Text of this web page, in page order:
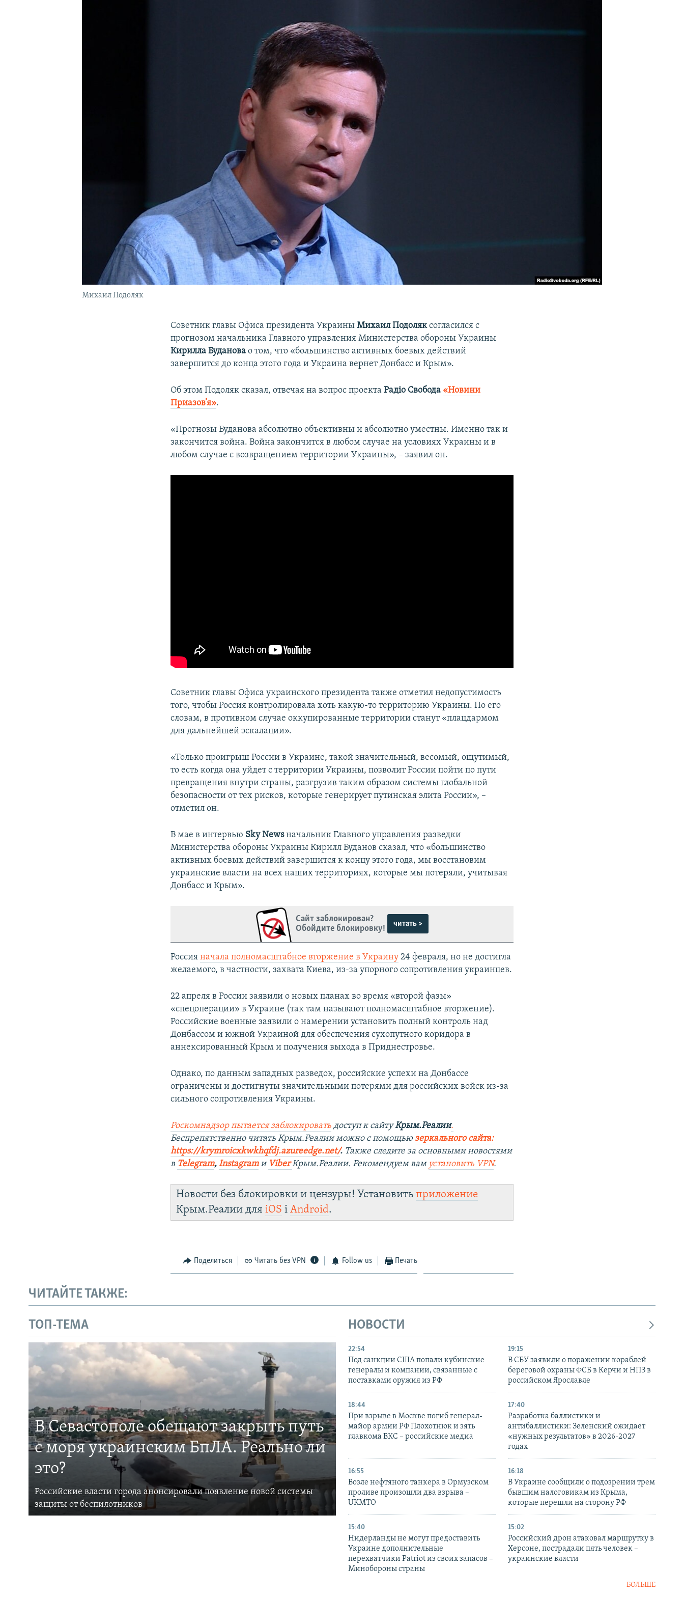
Михаил Подоляк
Советник главы Офиса президента УкраиныМихаил Подоляксогласился с
прогнозом начальника Главного управления Министерства обороны Украины
Кирилла Буданова о том, что «большинство активных боевых действий
завершится до конца этого года и Украина вернет Донбасс и Крым».
Об этом Подоляк сказал, отвечая на вопрос проектаРадіо Свобода «Новини
Приазов’я».
«Прогнозы Буданова абсолютно объективны и абсолютно уместны. Именно так и
закончится война. Война закончится в любом случае на условиях Украины и в
любом случае с возвращением территории Украины», – заявил он.
Советник главы Офиса украинского президента также отметил недопустимость
того, чтобы Россия контролировала хоть какую-то территорию Украины. По его
словам, в противном случае оккупированные территории станут «плацдармом
для дальнейшей эскалации».
«Только проигрыш России в Украине, такой значительный, весомый, ощутимый,
то есть когда она уйдет с территории Украины, позволит России пойти по пути
превращения внутри страны, разгрузив таким образом системы глобальной
безопасности от тех рисков, которые генерирует путинская элита России», –
отметил он.
В мае в интервью Sky Newsначальник Главного управления разведки
Министерства обороны Украины Кирилл Буданов сказал, что «большинство
активных боевых действий завершится к концу этого года, мы восстановим
украинские власти на всех наших территориях, которые мы потеряли, учитывая
Донбасс и Крым».
Сайт заблокирован?
Обойдите блокировку!
читать >
Россияначала полномасштабное вторжение в Украину 24 февраля, но не достигла
желаемого, в частности, захвата Киева, из-за упорного сопротивления украинцев.
22 апреля в России заявили о новых планах во время «второй фазы»
«спецоперации» в Украине (так там называют полномасштабное вторжение).
Российские военные заявили о намерении установить полный контроль над
Донбассом и южной Украиной для обеспечения сухопутного коридора в
аннексированный Крым и получения выхода в Приднестровье.
Однако, по данным западных разведок, российские успехи на Донбассе
ограничены и достигнуты значительными потерями для российских войск из-за
сильного сопротивления Украины.
Роскомнадзор пытается заблокировать доступ к сайтуКрым.Реалии.
Беспрепятственно читать Крым.Реалии можно с помощьюзеркального сайта:
https://krymroicxkwkhqfdj.azureedge.net/. Также следите за основными новостями
в Telegram,Instagramи ViberКрым.Реалии. Рекомендуем вам установить VPN.
Новости без блокировки и цензуры! Установитьприложение
Крым.Реалии дляiOS іAndroid.
Поделиться Читать без VPN Follow us Печать
ЧИТАЙТЕ ТАКЖЕ:
ТОП-ТЕМА
В Севастополе обещают закрыть путь
с моря украинским БпЛА. Реально ли
это?
Российские власти города анонсировали появление новой системы
защиты от беспилотников
НОВОСТИ
22:54
Под санкции США попали кубинские
генералы и компании, связанные с
поставками оружия из РФ
19:15
В СБУ заявили о поражении кораблей
береговой охраны ФСБ в Керчи и НПЗ в
российском Ярославле
18:44
При взрыве в Москве погиб генерал-
майор армии РФ Плохотнюк и зять
главкома ВКС – российские медиа
17:40
Разработка баллистики и
антибаллистики: Зеленский ожидает
«нужных результатов» в 2026-2027
годах
16:55
Возле нефтяного танкера в Ормузском
проливе произошли два взрыва –
UKMTO
16:18
В Украине сообщили о подозрении трем
бывшим налоговикам из Крыма,
которые перешли на сторону РФ
15:40
Нидерланды не могут предоставить
Украине дополнительные
перехватчики Patriot из своих запасов –
Минобороны страны
15:02
Российский дрон атаковал маршрутку в
Херсоне, пострадали пять человек –
украинские власти
БОЛЬШЕ